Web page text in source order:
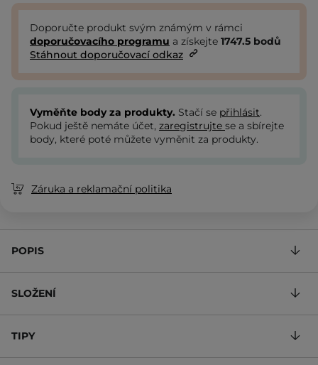
Doporučte produkt svým známým v rámci
doporučovacího programu a získejte 1747.5 bodů
Stáhnout doporučovací odkaz
Vyměňte body za produkty. Stačí se přihlásit.
Pokud ještě nemáte účet, zaregistrujte se a sbírejte
body, které poté můžete vyměnit za produkty.
Záruka a reklamační politika
POPIS
SLOŽENÍ
TIPY